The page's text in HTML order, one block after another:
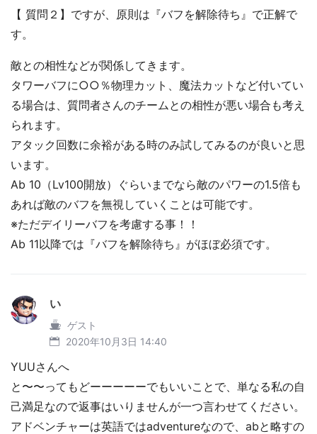
【 質問２】ですが、原則は『バフを解除待ち』で正解で
す。
敵との相性などが関係してきます。
タワーバフに○○％物理カット、魔法カットなど付いてい
る場合は、質問者さんのチームとの相性が悪い場合も考え
られます。
アタック回数に余裕がある時のみ試してみるのが良いと思
います。
Ab 10（Lv100開放）ぐらいまでなら敵のパワーの1.5倍も
あれば敵のバフを無視していくことは可能です。
※ただデイリーバフを考慮する事！！
Ab 11以降では『バフを解除待ち』がほぼ必須です。
い
ゲスト
2020年10月3日 14:40
YUUさんへ
と〜〜ってもどーーーーーでもいいことで、単なる私の自
己満足なので返事はいりませんが一つ言わせてください。
アドベンチャーは英語ではadventureなので、abと略すの